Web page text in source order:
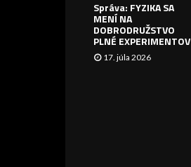
Správa: FYZIKA SA
MENÍ NA
DOBRODRUŽSTVO
PLNÉ EXPERIMENTOV
17. júla 2026